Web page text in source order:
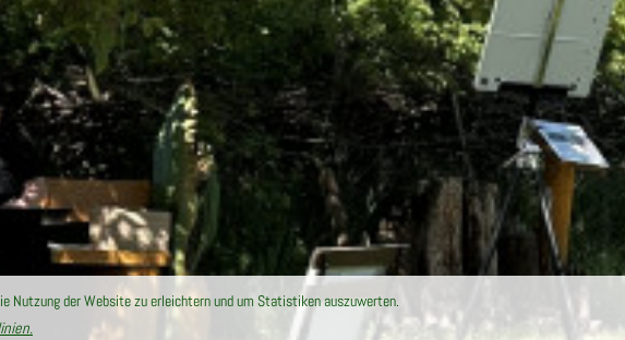
Nutzung der Website zu erleichtern und um Statistiken auszuwerten.